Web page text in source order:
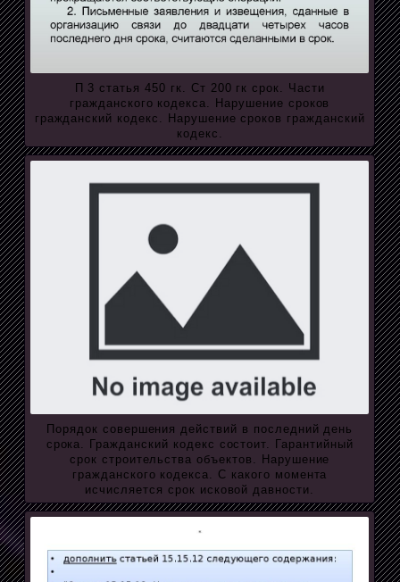
П 3 статья 450 гк. Ст 200 гк срок. Части
гражданского кодекса. Нарушение сроков
гражданский кодекс. Нарушение сроков гражданский
кодекс.
Порядок совершения действий в последний день
срока. Гражданский кодекс состоит. Гарантийный
срок строительства объектов. Нарушение
гражданского кодекса. С какого момента
исчисляется срок исковой давности.